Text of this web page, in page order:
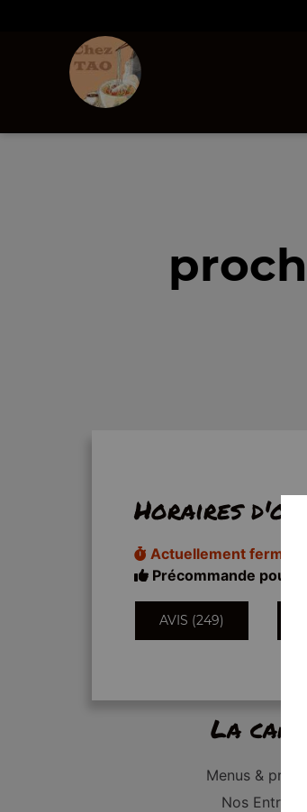
Horaires
Actuellement fermé
Précommande pour
AVIS (249)
La
Menus &
Nos Entrées